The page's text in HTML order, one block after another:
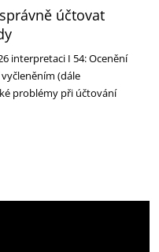
účtovat
interpretaci I 54: Ocenění
(dále
problémy při účtování